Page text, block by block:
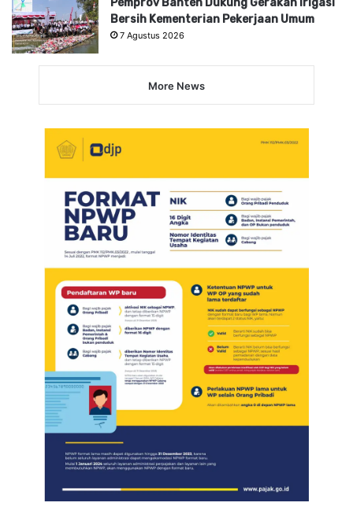
Bersih Kementerian Pekerjaan Umum
7 Agustus 2026
More News